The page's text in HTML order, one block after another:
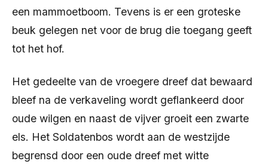
een mammoetboom. Tevens is er een groteske
beuk gelegen net voor de brug die toegang geeft
tot het hof.
Het gedeelte van de vroegere dreef dat bewaard
bleef na de verkaveling wordt geflankeerd door
oude wilgen en naast de vijver groeit een zwarte
els. Het Soldatenbos wordt aan de westzijde
begrensd door een oude dreef met witte